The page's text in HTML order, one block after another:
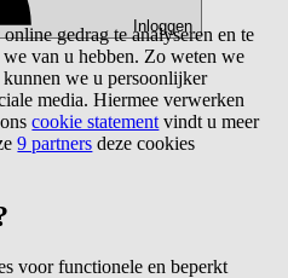
Inloggen
gedrag te analyseren en te
van u hebben. Zo weten we
we u persoonlijker
media. Hiermee verwerken
onscookie statement vindt u meer
9 partners deze cookies
voor functionele en beperkt